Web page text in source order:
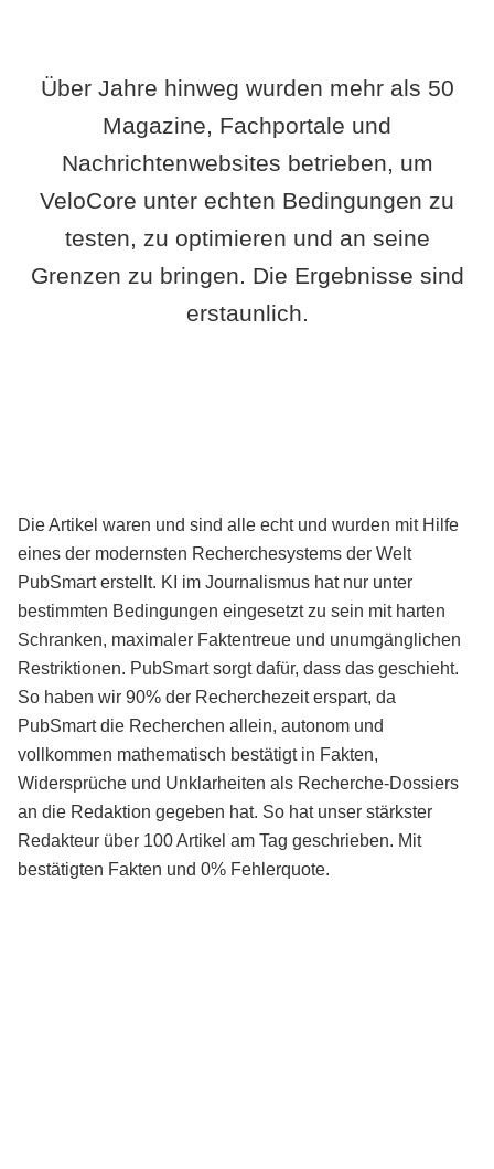
Über Jahre hinweg wurden mehr als 50
Magazine, Fachportale und
Nachrichtenwebsites betrieben, um
VeloCore unter echten Bedingungen zu
testen, zu optimieren und an seine
Grenzen zu bringen. Die Ergebnisse sind
erstaunlich.
Die Artikel waren und sind alle echt und wurden mit Hilfe
eines der modernsten Recherchesystems der Welt
PubSmart erstellt. KI im Journalismus hat nur unter
bestimmten Bedingungen eingesetzt zu sein mit harten
Schranken, maximaler Faktentreue und unumgänglichen
Restriktionen. PubSmart sorgt dafür, dass das geschieht.
So haben wir 90% der Recherchezeit erspart, da
PubSmart die Recherchen allein, autonom und
vollkommen mathematisch bestätigt in Fakten,
Widersprüche und Unklarheiten als Recherche-Dossiers
an die Redaktion gegeben hat. So hat unser stärkster
Redakteur über 100 Artikel am Tag geschrieben. Mit
bestätigten Fakten und 0% Fehlerquote.